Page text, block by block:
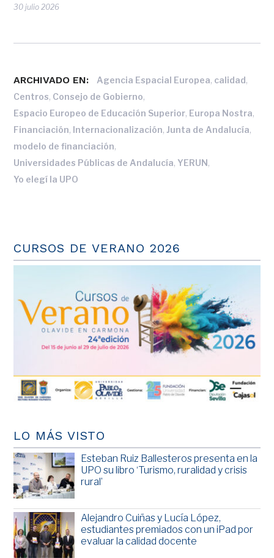
30 julio 2026
ARCHIVADO EN: Agencia Espacial Europea, calidad,
Centros, Consejo de Gobierno,
Espacio Europeo de Educación Superior, Europa Nostra,
Financiación, Internacionalización,Junta de Andalucía,
modelo de financiación,
Universidades Públicas de Andalucía,YERUN,
Yo elegí la UPO
CURSOS DE VERANO 2026
LO MÁS VISTO
Esteban Ruiz Ballesteros presenta en la
UPO su libro ‘Turismo, ruralidad y crisis
rural’
Alejandro Cuiñas y Lucía López,
estudiantes premiados con un iPad por
evaluar la calidad docente